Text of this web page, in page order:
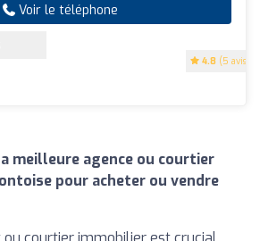
4.8 (5 avis)
Voir le téléphone
meilleure agence ou courtier
pour acheter ou vendre